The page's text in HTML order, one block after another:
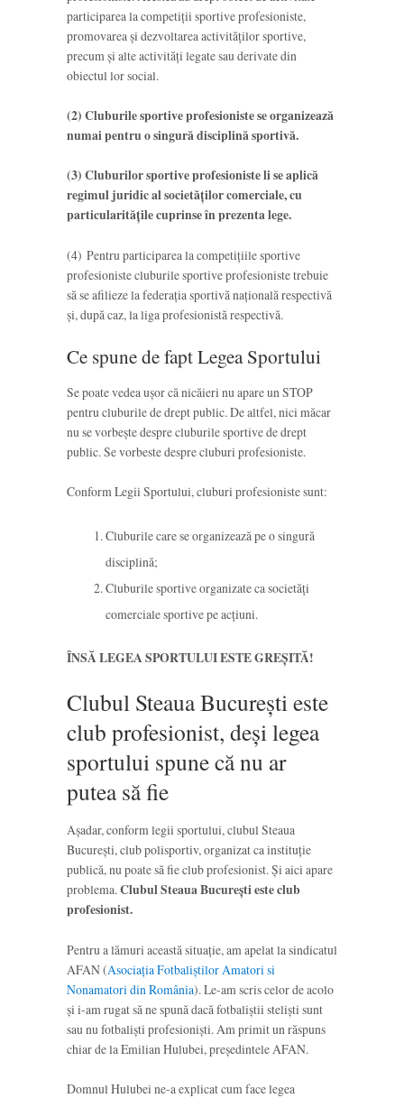
participarea la competiții sportive profesioniste,
promovarea și dezvoltarea activităților sportive,
precum și alte activități legate sau derivate din
obiectul lor social.
(2) Cluburile sportive profesioniste se organizează
numai pentru o singură disciplină sportivă.
(3) Cluburilor sportive profesioniste li se aplică
regimul juridic al societăților comerciale, cu
particularitățile cuprinse în prezenta lege.
(4) Pentru participarea la competițiile sportive
profesioniste cluburile sportive profesioniste trebuie
să se afilieze la federația sportivă națională respectivă
și, după caz, la liga profesionistă respectivă.
Ce spune de fapt Legea Sportului
Se poate vedea ușor că nicăieri nu apare un STOP
pentru cluburile de drept public. De altfel, nici măcar
nu se vorbește despre cluburile sportive de drept
public. Se vorbeste despre cluburi profesioniste.
Conform Legii Sportului, cluburi profesioniste sunt:
Cluburile care se organizează pe o singură
disciplină;
Cluburile sportive organizate ca societăți
comerciale sportive pe acțiuni.
ÎNSĂ LEGEA SPORTULUI ESTE GREȘITĂ!
Clubul Steaua București este
club profesionist, deși legea
sportului spune că nu ar
putea să fie
Așadar, conform legii sportului, clubul Steaua
București, club polisportiv, organizat ca instituție
publică, nu poate să fie club profesionist. Și aici apare
problema.Clubul Steaua București este club
profesionist.
Pentru a lămuri această situație, am apelat la sindicatul
AFAN (Asociația Fotbaliştilor Amatori si
Nonamatori din România). Le-am scris celor de acolo
și i-am rugat să ne spună dacă fotbaliștii steliști sunt
sau nu fotbaliști profesioniști. Am primit un răspuns
chiar de la Emilian Hulubei, președintele AFAN.
Domnul Hulubei ne-a explicat cum face legea